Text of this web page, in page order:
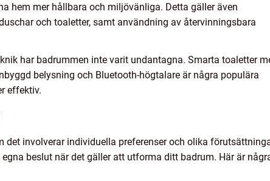
hem mer hållbara och miljövänliga. Detta gäller även
och toaletter, samt användning av återvinningsbara
har badrummen inte varit undantagna. Smarta toaletter
belysning och Bluetooth-högtalare är några populära
effektiv.
involverar individuella preferenser och olika
beslut när det gäller att utforma ditt badrum. Här är